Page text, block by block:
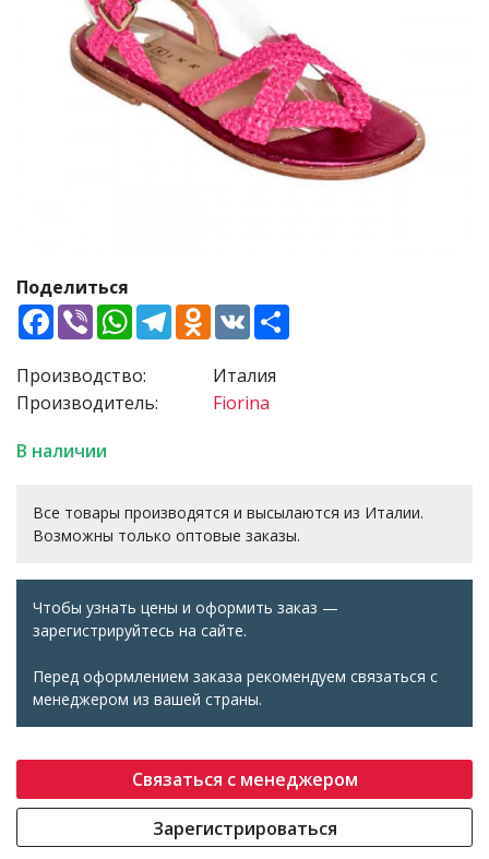
Поделиться
Facebook
ViberWhatsApp
TelegramOdnoklassniki
VK
Производство:
Производитель:
Италия
Fiorina
В наличии
Все товары производятся и высылаются из Италии.
Возможны только оптовые заказы.
Чтобы узнать цены и оформить заказ —
зарегистрируйтесь на сайте.
Перед оформлением заказа рекомендуем связаться с
менеджером из вашей страны.
Связаться с менеджером
Зарегистрироваться